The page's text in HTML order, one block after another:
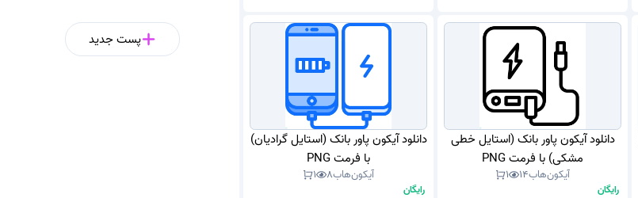
دانلود آیکون پاور بانک (استایل خطی
مشکی) با فرمت PNG
آیکون‌هاب14
1
رایگان
دانلود آیکون پاور بانک (استایل گرادیان)
با فرمت PNG
آیکون‌هاب8
1
رایگان
پست جدید